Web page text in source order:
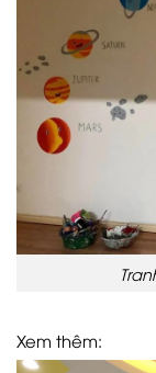
Xem thêm: